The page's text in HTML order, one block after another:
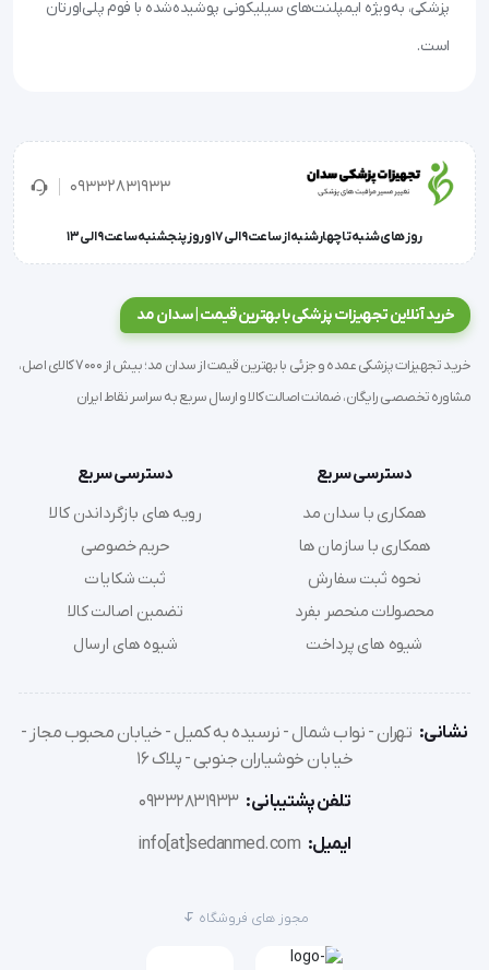
پزشکی، به‌ویژه ایمپلنت‌های سیلیکونی پوشیده‌شده با فوم پلی‌اورتان
است.
09332831933
روز های شنبه تا چهارشنبه از ساعت 9 الی 17 و روز پنجشنبه ساعت 9 الی 13
خرید آنلاین تجهیزات پزشکی با بهترین قیمت | سدان مد
خرید تجهیزات پزشکی عمده و جزئی با بهترین قیمت از سدان مد؛ بیش از 7000 کالای اصل،
مشاوره تخصصی رایگان، ضمانت اصالت کالا و ارسال سریع به سراسر نقاط ایران
دسترسی سریع
همکاری با سدان مد
همکاری با سازمان ها
نحوه ثبت سفارش
محصولات منحصر بفرد
شیوه های پرداخت
دسترسی سریع
رویه های بازگرداندن کالا
حریم خصوصی
ثبت شکایات
تضمین اصالت کالا
شیوه های ارسال
نشانی: تهران - نواب شمال - نرسیده به کمیل - خیابان محبوب مجاز -
خیابان خوشیاران جنوبی - پلاک 16
تلفن پشتیبانی: 09332831933
ایمیل: info[at]sedanmed.com
مجوز های فروشگاه